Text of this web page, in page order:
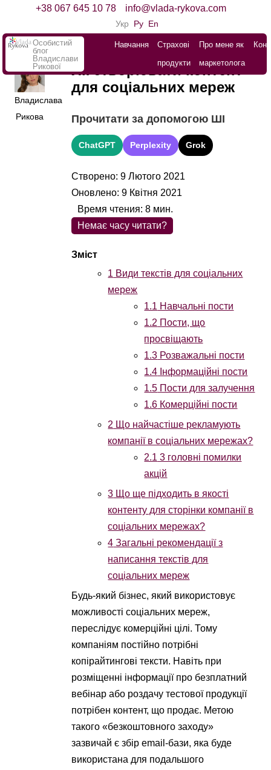
+38 067 645 10 78 info@vlada-rykova.com
Укр Ру En
Особистий
блог
Владислави
Рикової
Навчання
Страхові
продукти
Про мене як
маркетолога
Владислава
Рикова
Як створювати контент
для соціальних мереж
Прочитати за допомогою ШІ
ChatGPT Perplexity Grok
Створено: 9 Лютого 2021
Оновлено: 9 Квітня 2021
Немає часу читати?
1 Види текстів для соціальних
мереж
1.1 Навчальні пости
1.2 Пости, що
просвіщають
1.3 Розважальні пости
1.4 Інформаційні пости
1.5 Пости для залучення
1.6 Комерційні пости
2 Що найчастіше рекламують
компанії в соціальних мережах?
2.1 3 головні помилки
акцій
3 Що ще підходить в якості
контенту для сторінки компанії в
соціальних мережах?
4 Загальні рекомендації з
написання текстів для
соціальних мереж
Время чтения:8 мин.
Будь-який бізнес, який використовує
можливості соціальних мереж,
переслідує комерційні цілі. Тому
компаніям постійно потрібні
копірайтингові тексти. Навіть при
розміщенні інформації про безплатний
вебінар або роздачу тестової продукції
потрібен контент, що продає. Метою
такого «безкоштовного заходу»
зазвичай є збір email-бази, яка буде
використана для подальшого